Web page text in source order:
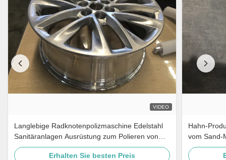
VIDEO
Langlebige Radknotenpolizmaschine Edelstahl
Sanitäranlagen Ausrüstung zum Polieren von
Autoteilen
Erhalten Sie besten Preis
Hahn-
vom Sand-